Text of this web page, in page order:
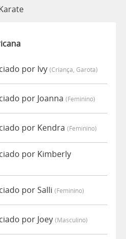
por Ivy (criança, Garota)
por Joanna (feminino)
por Kendra (feminino)
por Kimberly
por Salli (feminino)
por Joey (masculino)